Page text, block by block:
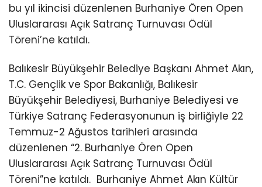
bu yıl ikincisi düzenlenen Burhaniye Ören Open
Uluslararası Açık Satranç Turnuvası Ödül
Töreni’ne katıldı.
Balıkesir Büyükşehir Belediye Başkanı Ahmet Akın,
T.C. Gençlik ve Spor Bakanlığı, Balıkesir
Büyükşehir Belediyesi, Burhaniye Belediyesi ve
Türkiye Satranç Federasyonunun iş birliğiyle 22
Temmuz-2 Ağustos tarihleri arasında
düzenlenen “2. Burhaniye Ören Open
Uluslararası Açık Satranç Turnuvası Ödül
Töreni”ne katıldı. Burhaniye Ahmet Akın Kültür